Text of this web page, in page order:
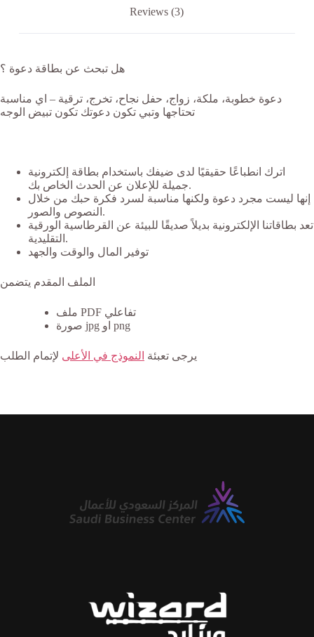
Reviews (3)
هل تبحث عن بطاقة دعوة ؟
دعوة خطوبة، ملكة، زواج، حفل نجاح، تخرج، ترقية – اي مناسبة
تحتاجها وتبي تكون دعوتك تكون تبيض الوجه
اترك انطباعًا حقيقيًا لدى ضيفك باستخدام بطاقة إلكترونية
جميلة للإعلان عن الحدث الخاص بك.
إنها ليست مجرد دعوة ولكنها مناسبة لسرد فكرة حبك من خلال
النصوص والصور.
تعد بطاقاتنا الإلكترونية بديلاً صديقًا للبيئة عن القرطاسية الورقية
التقليدية.
توفير المال والوقت والجهد
الملف المقدم يتضمن
ملف PDF تفاعلي
صورة jpg او png
يرجى تعبئة النموذج في الأعلى لإتمام الطلب